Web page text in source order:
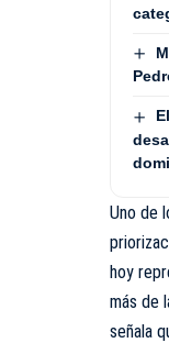
Uno de
hoy
más de
señala